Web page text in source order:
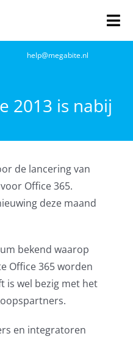
help@megabite.nl
2013 is nabij
de lancering van
Office 365.
deze maand
bekend waarop
Office 365 worden
is wel bezig met het
en integratoren